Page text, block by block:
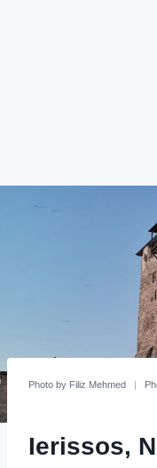
Photo by Filiz Mehmed |
Ierissos,